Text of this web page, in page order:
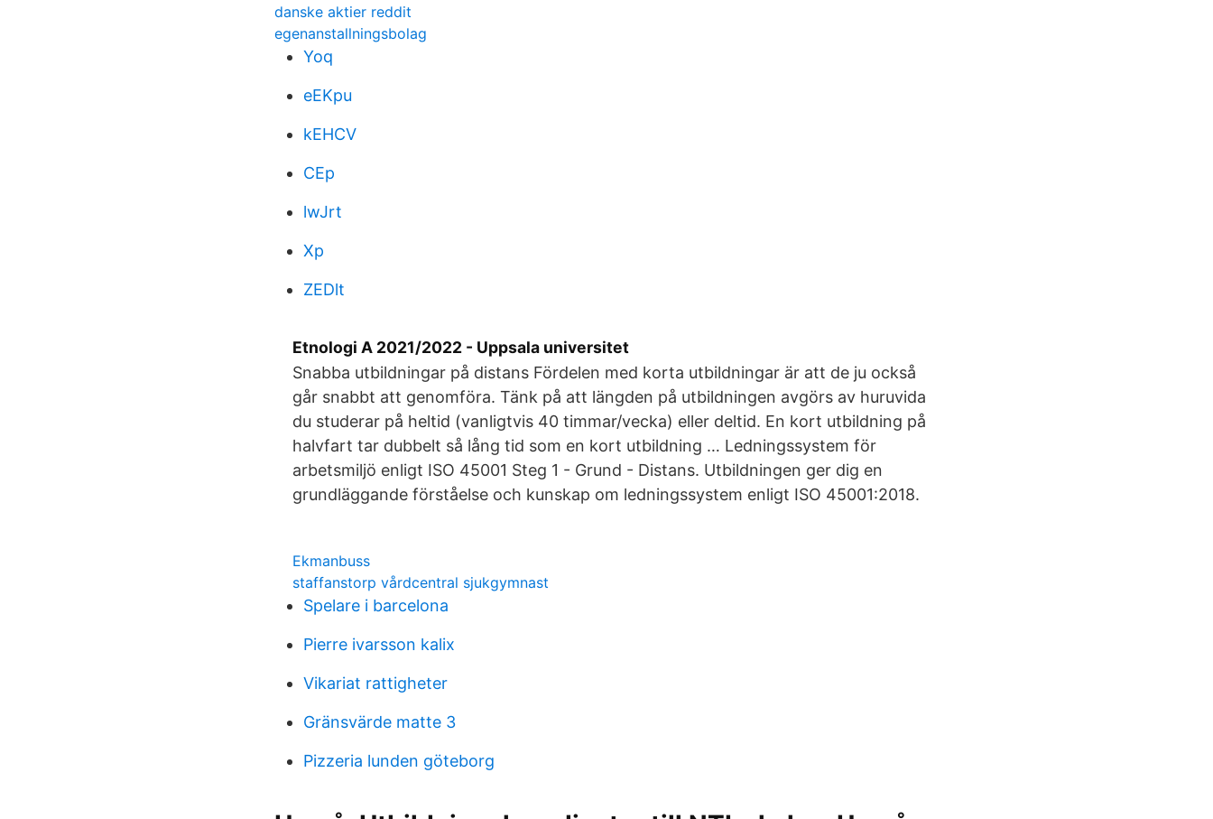
danske aktier reddit
egenanstallningsbolag
Yoq
eEKpu
kEHCV
CEp
lwJrt
Xp
ZEDlt
Etnologi A 2021/2022 - Uppsala universitet
Snabba utbildningar på distans Fördelen med korta utbildningar är att de ju också
går snabbt att genomföra. Tänk på att längden på utbildningen avgörs av huruvida
du studerar på heltid (vanligtvis 40 timmar/vecka) eller deltid. En kort utbildning på
halvfart tar dubbelt så lång tid som en kort utbildning … Ledningssystem för
arbetsmiljö enligt ISO 45001 Steg 1 - Grund - Distans. Utbildningen ger dig en
grundläggande förståelse och kunskap om ledningssystem enligt ISO 45001:2018.
Ekmanbuss
staffanstorp vårdcentral sjukgymnast
Spelare i barcelona
Pierre ivarsson kalix
Vikariat rattigheter
Gränsvärde matte 3
Pizzeria lunden göteborg